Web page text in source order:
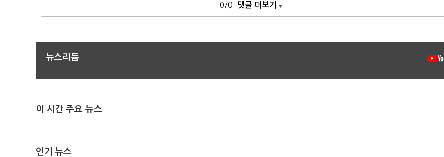
0/0 댓글 더보기
뉴스리듬
이 시간 주요 뉴스
인기 뉴스